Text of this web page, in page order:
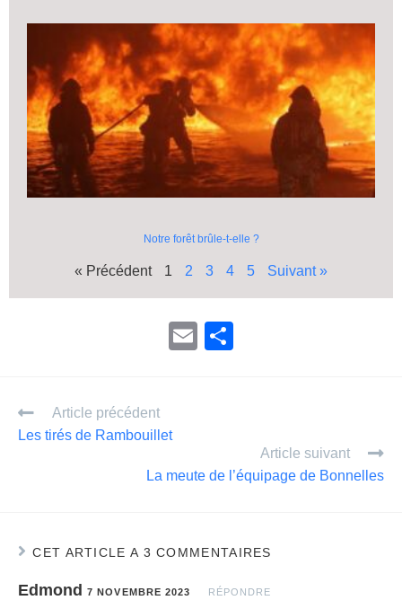
Notre forêt brûle-t-elle ?
« Précédent 1 2 3 4 5 Suivant »
E
er
Article précédent
Les tirés de Rambouillet
Article suivant
La meute de l’équipage de Bonnelles
CET ARTICLE A 3 COMMENTAIRES
Edmond 7 NOVEMBRE 2023 RÉPONDRE